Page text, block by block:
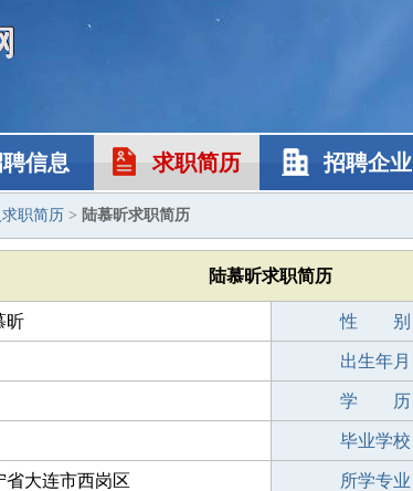
信息 求职简历 招聘企业
职简历 > 陆慕昕求职简历
陆慕昕求职简历
昕 性 别
出生年月
学 历
毕业学校
省大连市西岗区 所学专业